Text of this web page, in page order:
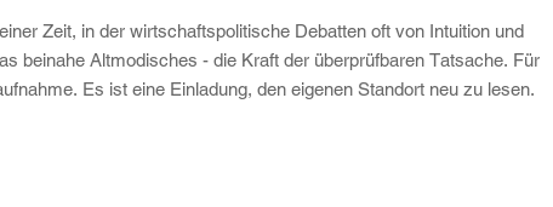
Zeit, in der wirtschaftspolitische Debatten oft von Intuition und
beinahe Altmodisches - die Kraft der überprüfbaren Tatsache. Für
Es ist eine Einladung, den eigenen Standort neu zu lesen.